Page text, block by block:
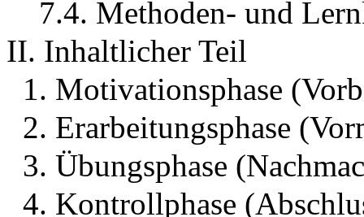
7.4. Methoden- und
II. Inhaltlicher Teil
1. Motivationsphase
2. Erarbeitungsphase
3. Übungsphase
4. Kontrollphase